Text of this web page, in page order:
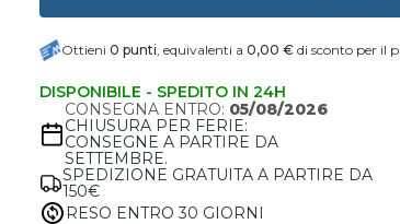
Ottieni 0 punti, equivalenti a 0,00 € di sconto per il
DISPONIBILE - SPEDITO IN 24H
CONSEGNA ENTRO: 05/08/2026
CHIUSURA PER FERIE:
CONSEGNE A PARTIRE DA
SETTEMBRE.
SPEDIZIONE GRATUITA A PARTIRE DA
150€
RESO ENTRO 30 GIORNI